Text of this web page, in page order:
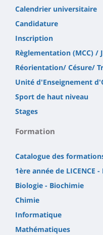
Calendrier universitaire
Candidature
Inscription
Règlementation (MCC) /
Réorientation/ Césure/
Unité d'Enseignement
Sport de haut niveau
Stages
Formation
Catalogue des
1ère année de LICENCE -
Biologie - Biochimie
Chimie
Informatique
Mathématiques